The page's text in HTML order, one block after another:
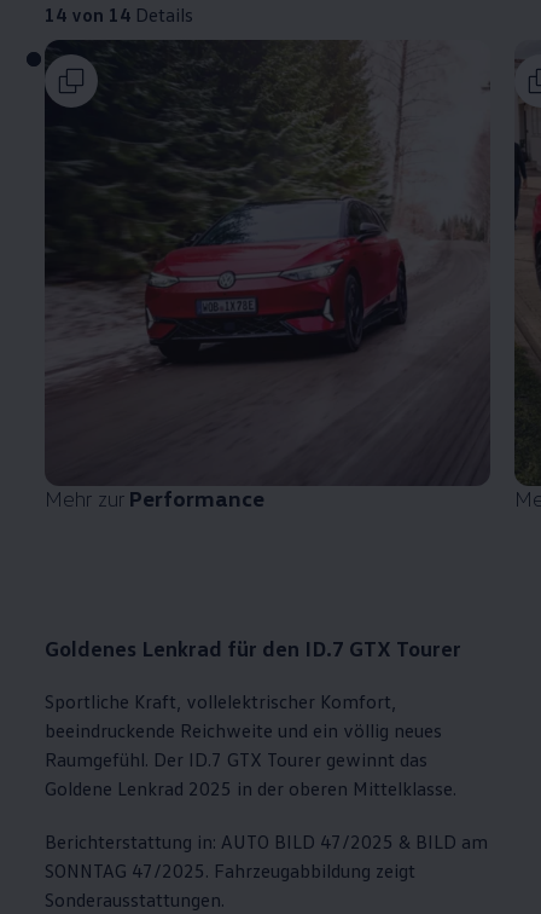
14 von 14 Details
Mehr zur Performance
Goldenes Lenkrad für den ID.7 GTX Tourer
Sportliche Kraft, vollelektrischer Komfort,
beeindruckende Reichweite und ein völlig neues
Raumgefühl. Der ID.7 GTX Tourer gewinnt das
Goldene Lenkrad 2025 in der oberen Mittelklasse.
Berichterstattung in: AUTO BILD 47/2025 & BILD am
SONNTAG 47/2025. Fahrzeugabbildung zeigt
Sonderausstattungen.